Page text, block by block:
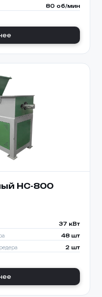
80 об/мин
HC-800
37 кВт
48 шт
2 шт